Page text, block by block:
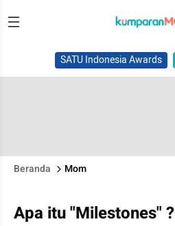
SATU Indonesia Awards
Beranda Mom
Apa itu "Milestones" ?